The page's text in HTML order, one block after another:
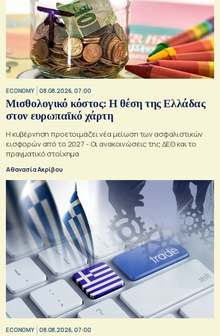
ECONOMY 08.08.2026, 07:00
Μισθολογικό κόστος: Η θέση της Ελλάδας
στον ευρωπαϊκό χάρτη
Η κυβέρνηση προετοιμάζει νέα μείωση των ασφαλιστικών
εισφορών από το 2027 - Οι ανακοινώσεις της ΔΕΘ και το
πραγματικό στοίχημα
Αθανασία Ακρίβου
ECONOMY 08.08.2026, 07:00